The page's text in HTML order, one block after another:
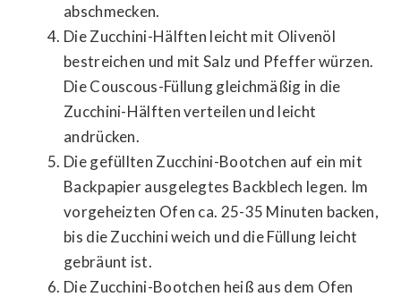
abschmecken.
Die Zucchini-Hälften leicht mit Olivenöl
bestreichen und mit Salz und Pfeffer würzen.
Die Couscous-Füllung gleichmäßig in die
Zucchini-Hälften verteilen und leicht
andrücken.
Die gefüllten Zucchini-Bootchen auf ein mit
Backpapier ausgelegtes Backblech legen. Im
vorgeheizten Ofen ca. 25-35 Minuten backen,
bis die Zucchini weich und die Füllung leicht
gebräunt ist.
Die Zucchini-Bootchen heiß aus dem Ofen